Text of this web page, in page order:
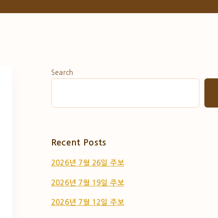
Search
Recent Posts
2026년 7월 26일 주보
2026년 7월 19일 주보
2026년 7월 12일 주보